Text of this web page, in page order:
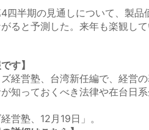
四半期の見通しについて、製品
ると予測した。来年も楽観して
す】
経営塾、台湾新任編で、経営
知っておくべき法律や在台日
営塾、12月19日」。